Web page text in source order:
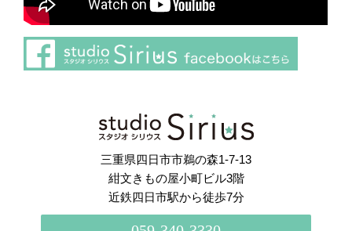
Instagram でフォロー
三重県四日市市鵜の森1-7-13
紺文きもの屋小町ビル3階
近鉄四日市駅から徒歩7分